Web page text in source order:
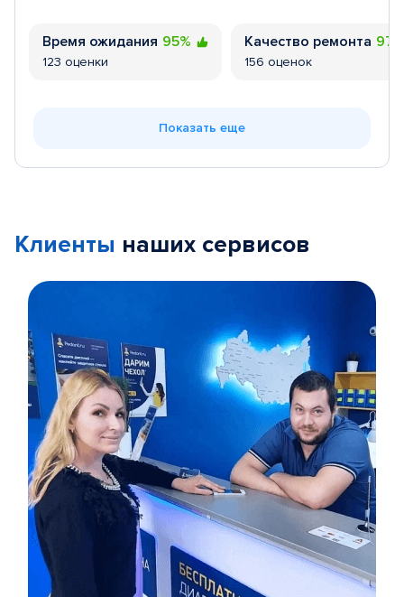
Время ожидания 95%
123 оценки
Качество ремонта
156 оценок
Показать еще
Клиенты наших сервисов